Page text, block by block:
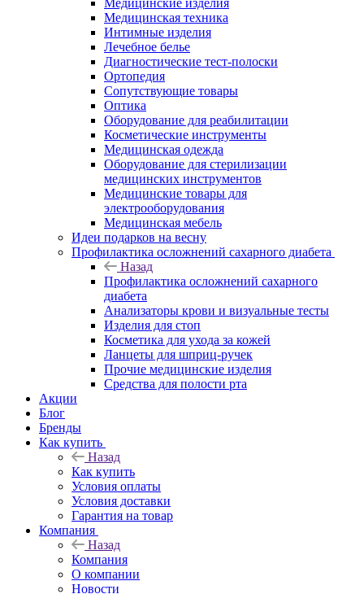
Медицинские изделия
Медицинская техника
Интимные изделия
Лечебное белье
Диагностические тест-полоски
Ортопедия
Сопутствующие товары
Оптика
Оборудование для реабилитации
Косметические инструменты
Медицинская одежда
Оборудование для стерилизации
медицинских инструментов
Медицинские товары для
электрооборудования
Медицинская мебель
Идеи подарков на весну
Профилактика осложнений сахарного диабета
Назад
Профилактика осложнений сахарного
диабета
Анализаторы крови и визуальные тесты
Изделия для стоп
Косметика для ухода за кожей
Ланцеты для шприц-ручек
Прочие медицинские изделия
Средства для полости рта
Акции
Блог
Бренды
Как купить
Назад
Как купить
Условия оплаты
Условия доставки
Гарантия на товар
Компания
Назад
Компания
О компании
Новости